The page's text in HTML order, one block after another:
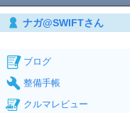
ナガ@SWIFTさん
ブログ
整備手帳
クルマレビュー